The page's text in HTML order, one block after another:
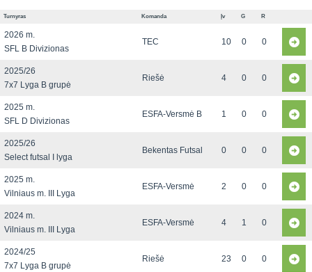
Turnyras Komanda Įv G R
2026 m.
SFL B Divizionas
TEC 10 0 0
2025/26
7x7 Lyga B grupė
Riešė 4 0 0
2025 m.
SFL D Divizionas
ESFA-Versmė B 1 0 0
2025/26
Select futsal I lyga
Bekentas Futsal 0 0 0
2025 m.
Vilniaus m. III Lyga
ESFA-Versmė 2 0 0
2024 m.
Vilniaus m. III Lyga
ESFA-Versmė 4 1 0
2024/25
7x7 Lyga B grupė
Riešė 23 0 0